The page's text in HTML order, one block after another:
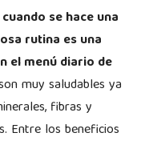
se hace una
rutina es una
el menú diario de
muy saludables ya
fibras y
Entre los beneficios